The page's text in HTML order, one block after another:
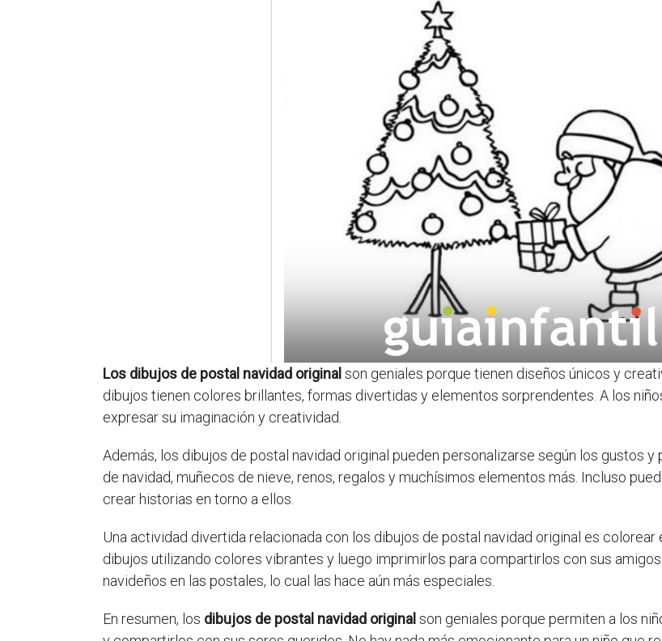
Los dibujos de postal navidad original son geniales porque tienen diseños únicos y
dibujos tienen colores brillantes, formas divertidas y elementos sorprendentes. A los
expresar su imaginación y creatividad.
Además, los dibujos de postal navidad original pueden personalizarse según los gustos
de navidad, muñecos de nieve, renos, regalos y muchísimos elementos más. Incluso
crear historias en torno a ellos.
Una actividad divertida relacionada con los dibujos de postal navidad original es
dibujos utilizando colores vibrantes y luego imprimirlos para compartirlos con sus
navideños en las postales, lo cual las hace aún más especiales.
En resumen, los dibujos de postal navidad original son geniales porque permiten a los